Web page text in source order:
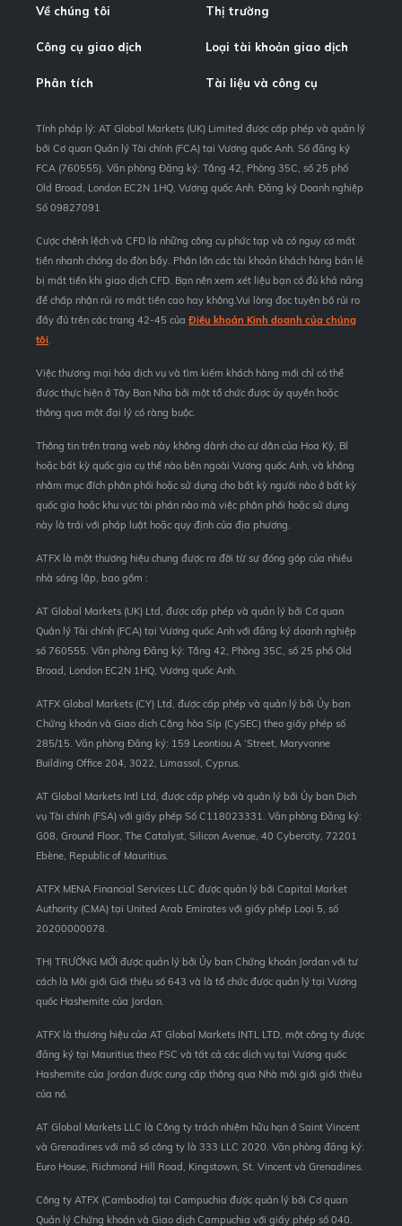
Về chúng tôi Thị trường
Công cụ giao dịch Loại tài khoản giao dịch
Phân tích Tài liệu và công cụ
Tính pháp lý: AT Global Markets (UK) Limited được cấp phép và quản lý
bởi Cơ quan Quản lý Tài chính (FCA) tại Vương quốc Anh. Số đăng ký
FCA (760555). Văn phòng Đăng ký: Tầng 42, Phòng 35C, số 25 phố
Old Broad, London EC2N 1HQ, Vương quốc Anh. Đăng ký Doanh nghiệp
Số 09827091
Cược chênh lệch và CFD là những công cụ phức tạp và có nguy cơ mất
tiền nhanh chóng do đòn bẩy. Phần lớn các tài khoản khách hàng bán lẻ
bị mất tiền khi giao dịch CFD. Bạn nên xem xét liệu bạn có đủ khả năng
để chấp nhận rủi ro mất tiền cao hay không.Vui lòng đọc tuyên bố rủi ro
đầy đủ trên các trang 42-45 của Điều khoản Kinh doanh của chúng
tôi.
Việc thương mại hóa dịch vụ và tìm kiếm khách hàng mới chỉ có thể
được thực hiện ở Tây Ban Nha bởi một tổ chức được ủy quyền hoặc
thông qua một đại lý có ràng buộc.
Thông tin trên trang web này không dành cho cư dân của Hoa Kỳ, Bỉ
hoặc bất kỳ quốc gia cụ thể nào bên ngoài Vương quốc Anh, và không
nhằm mục đích phân phối hoặc sử dụng cho bất kỳ người nào ở bất kỳ
quốc gia hoặc khu vực tài phán nào mà việc phân phối hoặc sử dụng
này là trái với pháp luật hoặc quy định của địa phương.
ATFX là một thương hiệu chung được ra đời từ sự đóng góp của nhiều
nhà sáng lập, bao gồm :
AT Global Markets (UK) Ltd, được cấp phép và quản lý bởi Cơ quan
Quản lý Tài chính (FCA) tại Vương quốc Anh với đăng ký doanh nghiệp
số 760555. Văn phòng Đăng ký: Tầng 42, Phòng 35C, số 25 phố Old
Broad, London EC2N 1HQ, Vương quốc Anh.
ATFX Global Markets (CY) Ltd, được cấp phép và quản lý bởi Ủy ban
Chứng khoán và Giao dịch Cộng hòa Síp (CySEC) theo giấy phép số
285/15. Văn phòng Đăng ký: 159 Leontiou A ‘Street, Maryvonne
Building Office 204, 3022, Limassol, Cyprus.
AT Global Markets Intl Ltd, được cấp phép và quản lý bởi Ủy ban Dịch
vụ Tài chính (FSA) với giấy phép Số C118023331. Văn phòng Đăng ký:
G08, Ground Floor, The Catalyst, Silicon Avenue, 40 Cybercity, 72201
Ebène, Republic of Mauritius.
ATFX MENA Financial Services LLC được quản lý bởi Capital Market
Authority (CMA) tại United Arab Emirates với giấy phép Loại 5, số
20200000078.
THỊ TRƯỜNG MỚI được quản lý bởi Ủy ban Chứng khoán Jordan với tư
cách là Môi giới Giới thiệu số 643 và là tổ chức được quản lý tại Vương
quốc Hashemite của Jordan.
ATFX là thương hiệu của AT Global Markets INTL LTD, một công ty được
đăng ký tại Mauritius theo FSC và tất cả các dịch vụ tại Vương quốc
Hashemite của Jordan được cung cấp thông qua Nhà môi giới giới thiệu
của nó.
AT Global Markets LLC là Công ty trách nhiệm hữu hạn ở Saint Vincent
và Grenadines với mã số công ty là 333 LLC 2020. Văn phòng đăng ký:
Euro House, Richmond Hill Road, Kingstown, St. Vincent và Grenadines.
Công ty ATFX (Cambodia) tại Campuchia được quản lý bởi Cơ quan
Quản lý Chứng khoán và Giao dịch Campuchia với giấy phép số 040.